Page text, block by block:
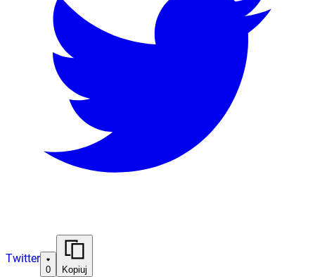
Twitter
0 Kopiuj